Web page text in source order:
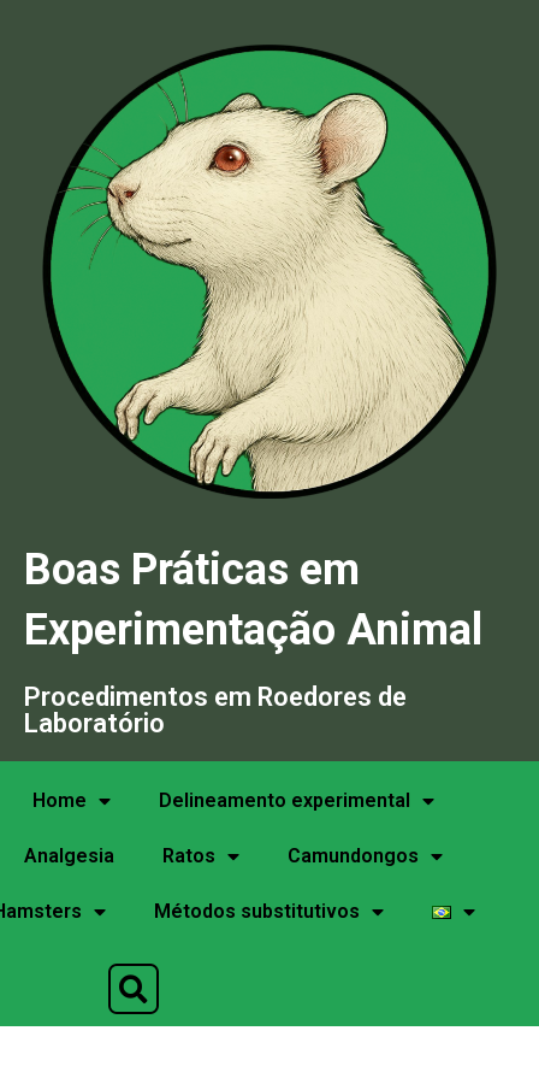
Boas Práticas em
Experimentação Animal
Procedimentos em Roedores de
Laboratório
Home Delineamento experimental
Analgesia Ratos Camundongos
Métodos substitutivos